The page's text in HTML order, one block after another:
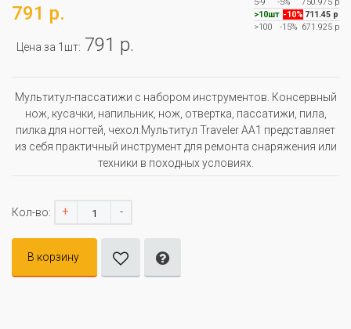
791 р.
Цена за 1шт: 791 р.
5-9
-5%
750.975 р
>10шт -10% 711.45 р
>100
-15% 671.925 р
Мультитул-пассатижи с набором инструментов. Консервный
нож, кусачки, напильник, нож, отвертка, пассатижи, пила,
пилка для ногтей, чехол.Мультитул Traveler AA1 представляет
из себя практичный инструмент для ремонта снаряжения или
техники в походных условиях.
Кол-во: + -
В корзину